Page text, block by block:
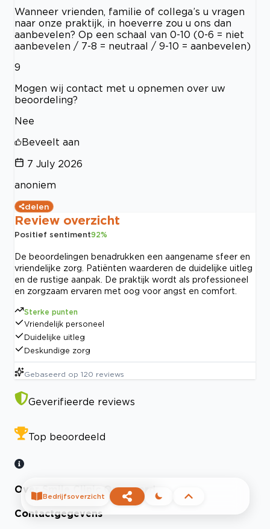
Wanneer vrienden, familie of collega’s u vragen
naar onze praktijk, in hoeverre zou u ons dan
aanbevelen? Op een schaal van 0-10 (0-6 = niet
aanbevelen / 7-8 = neutraal / 9-10 = aanbevelen)
9
Mogen wij contact met u opnemen over uw
beoordeling?
Nee
Beveelt aan
7 July 2026
anoniem
delen
Review overzicht
Positief sentiment92%
De beoordelingen benadrukken een aangename sfeer en
vriendelijke zorg. Patiënten waarderen de duidelijke uitleg
en de rustige aanpak. De praktijk wordt als professioneel
en zorgzaam ervaren met oog voor angst en comfort.
Sterke punten
Vriendelijk personeel
Duidelijke uitleg
Deskundige zorg
Gebaseerd op 120 reviews
Geverifieerde reviews
Top beoordeeld
Over Smile Clinic Ommoord
Contactgegevens
Bedrijfsoverzicht